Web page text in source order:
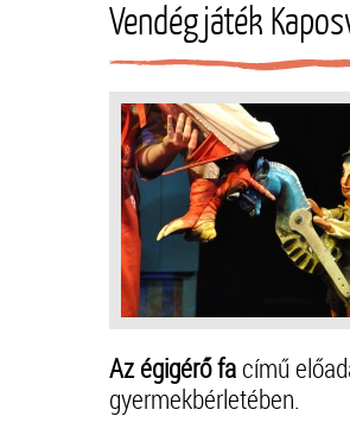
Vendégjáték
Az égigérő fa című
gyermekbérletében.